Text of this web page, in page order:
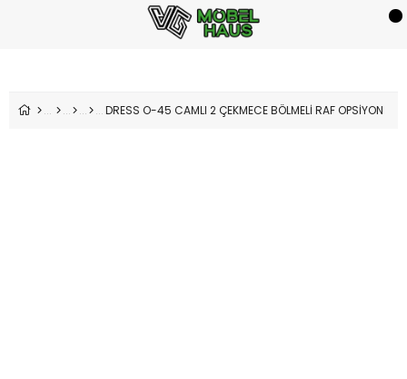
DRESS O-45 CAMLI 2 ÇEKMECE BÖLMELİ RAF OPSİYON